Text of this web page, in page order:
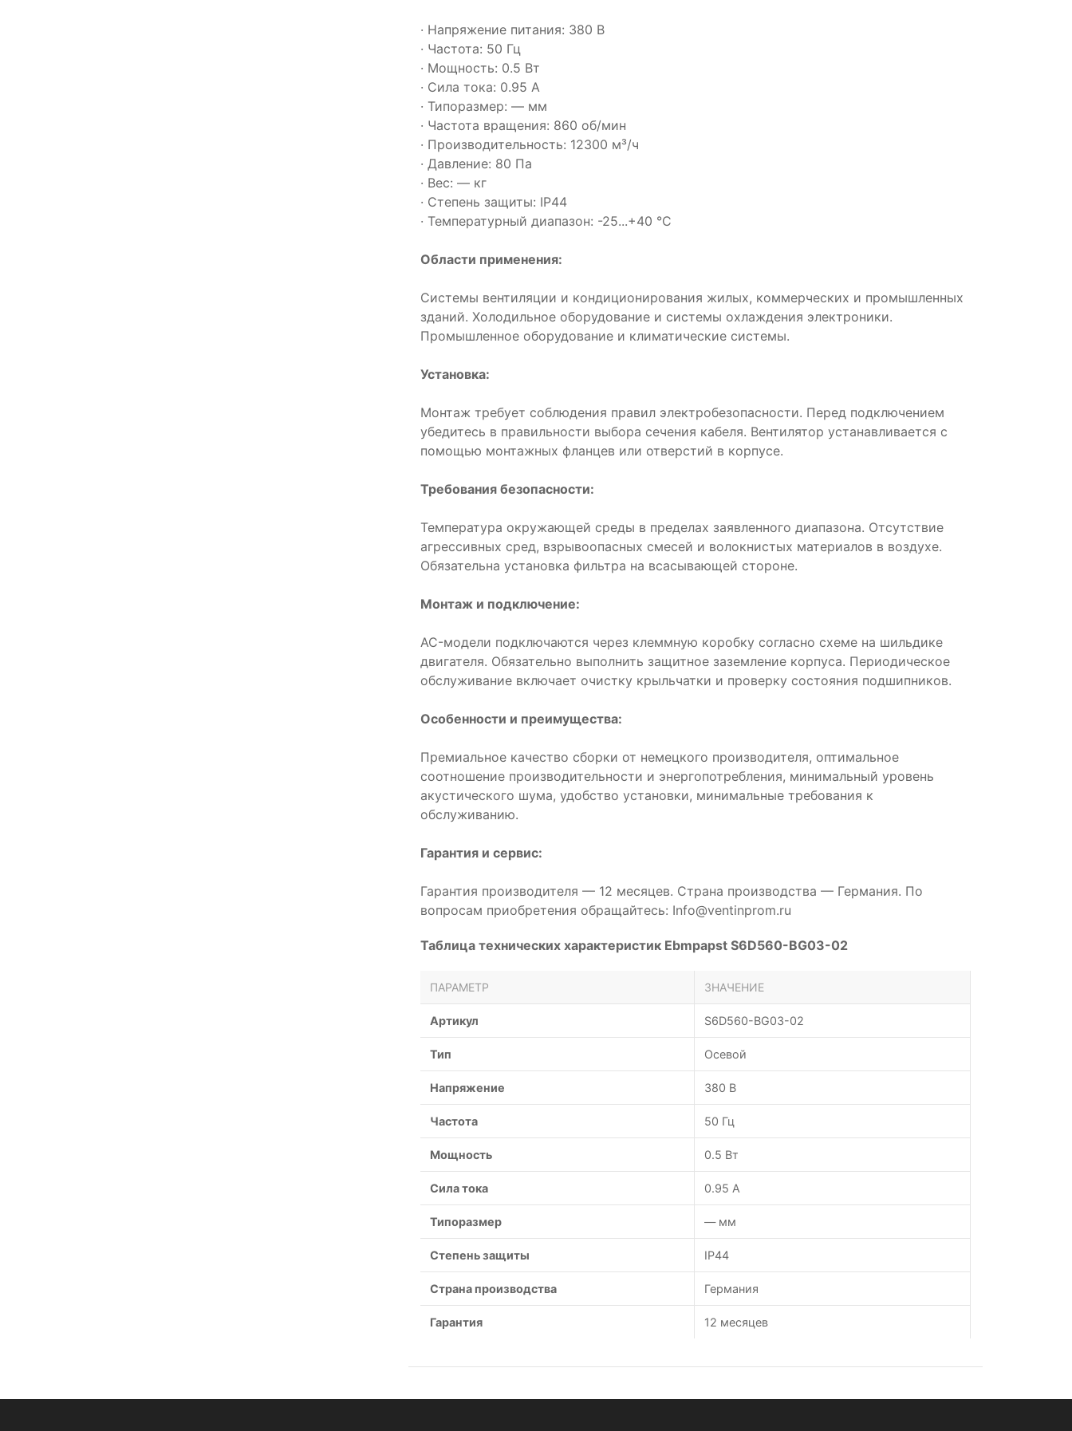
· Напряжение питания: 380 В
· Частота: 50 Гц
· Мощность: 0.5 Вт
· Сила тока: 0.95 А
· Типоразмер: — мм
· Частота вращения: 860 об/мин
· Производительность: 12300 м³/ч
· Давление: 80 Па
· Вес: — кг
· Степень защиты: IP44
· Температурный диапазон: -25...+40 °C
Области применения:
Системы вентиляции и кондиционирования жилых, коммерческих и промышленных
зданий. Холодильное оборудование и системы охлаждения электроники.
Промышленное оборудование и климатические системы.
Установка:
Монтаж требует соблюдения правил электробезопасности. Перед подключением
убедитесь в правильности выбора сечения кабеля. Вентилятор устанавливается с
помощью монтажных фланцев или отверстий в корпусе.
Требования безопасности:
Температура окружающей среды в пределах заявленного диапазона. Отсутствие
агрессивных сред, взрывоопасных смесей и волокнистых материалов в воздухе.
Обязательна установка фильтра на всасывающей стороне.
Монтаж и подключение:
AC-модели подключаются через клеммную коробку согласно схеме на шильдике
двигателя. Обязательно выполнить защитное заземление корпуса. Периодическое
обслуживание включает очистку крыльчатки и проверку состояния подшипников.
Особенности и преимущества:
Премиальное качество сборки от немецкого производителя, оптимальное
соотношение производительности и энергопотребления, минимальный уровень
акустического шума, удобство установки, минимальные требования к
обслуживанию.
Гарантия и сервис:
Гарантия производителя — 12 месяцев. Страна производства — Германия. По
вопросам приобретения обращайтесь: Info@ventinprom.ru
Таблица технических характеристик Ebmpapst S6D560-BG03-02
ПАРАМЕТР ЗНАЧЕНИЕ
Артикул S6D560-BG03-02
Тип Осевой
Напряжение 380 В
Частота 50 Гц
Мощность 0.5 Вт
Сила тока 0.95 А
Типоразмер — мм
Степень защиты IP44
Страна производства Германия
Гарантия 12 месяцев